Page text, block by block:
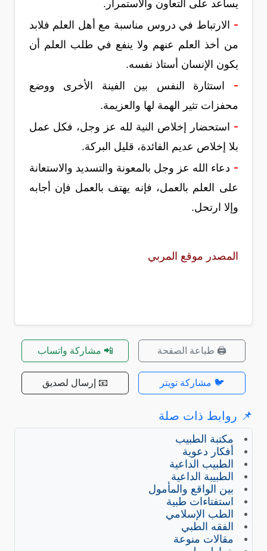
يساعد على التعاون والاستمرار.
- الارتباط في دروس مناسبة مع أهل العلم فلابد
من أخذ العلم عنهم ولا ينفع في طلب العلم أن
يكون الإنسان أستاذ نفسه.
- استثارة النفس بين الفينة الأخرى ووضع
محفزات تثير الهمة لها والعزيمة.
- استحضار إخلاص النية لله عز وجل، فكل عمل
بلا إخلاص عديم الفائدة، قليل البركة.
- دعاء الله عز وجل بالمعونة والتسديد والاستعانة
على العلم بالعمل، فإنه يهتف بالعمل فإن أجابه
وإلا ارتحل.
المصدر موقع المربي
🖨️ طباعة الصفحة 📲 مشاركة واتساب
🐦 مشاركة تويتر 📧 إرسال لصديق
📌 روابط ذات صلة
مكتبة الطبيب
أفكار دعوية
الطبيب الداعية
الطبيبة الداعية
بين الواقع والمأمول
استفتاءات طبية
الطب الإسلامي
الفقه الطبي
مقالات منوعة